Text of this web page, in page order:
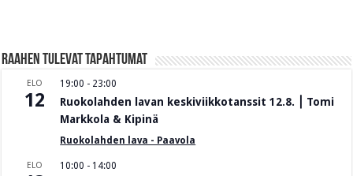
Raahen Tulevat tapahtumat
ELO
12
19:00 - 23:00
Ruokolahden lavan keskiviikkotanssit 12.8. ⎮ Tomi
Markkola & Kipinä
Ruokolahden lava - Paavola
ELO 10:00 - 14:00